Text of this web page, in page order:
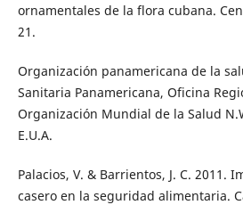
ornamentales de la flora cubana.
21.
Organización panamericana de la
Sanitaria Panamericana, Oficina
Organización Mundial de la Salud
E.U.A.
Palacios, V. & Barrientos, J. C. 2011.
casero en la seguridad alimentaria.